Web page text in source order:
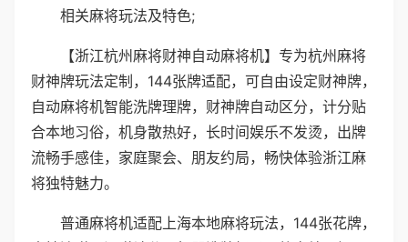
相关麻将玩法及特色;
【浙江杭州麻将财神自动麻将机】专为杭州麻将
财神牌玩法定制，144张牌适配，可自由设定财神牌，
自动麻将机智能洗牌理牌，财神牌自动区分，计分贴
合本地习俗，机身散热好，长时间娱乐不发烫，出牌
流畅手感佳，家庭聚会、朋友约局，畅快体验浙江麻
将独特魅力。
普通麻将机适配上海本地麻将玩法，144张花牌，